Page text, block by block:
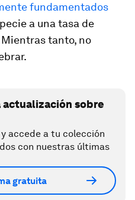
fundamentados
a una tasa de
tanto, no
actualización sobre
accede a tu colección
con nuestras últimas
gratuita